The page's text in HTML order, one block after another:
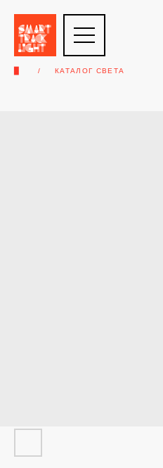
КАТАЛОГ СВЕТА